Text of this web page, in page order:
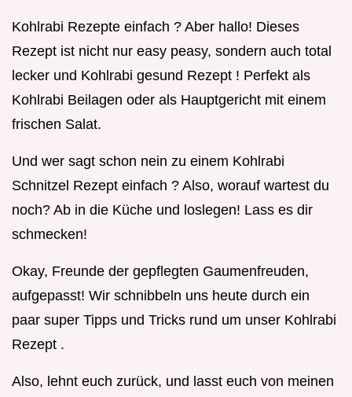
Kohlrabi Rezepte einfach ? Aber hallo! Dieses
Rezept ist nicht nur easy peasy, sondern auch total
lecker und Kohlrabi gesund Rezept ! Perfekt als
Kohlrabi Beilagen oder als Hauptgericht mit einem
frischen Salat.
Und wer sagt schon nein zu einem Kohlrabi
Schnitzel Rezept einfach ? Also, worauf wartest du
noch? Ab in die Küche und loslegen! Lass es dir
schmecken!
Okay, Freunde der gepflegten Gaumenfreuden,
aufgepasst! Wir schnibbeln uns heute durch ein
paar super Tipps und Tricks rund um unser Kohlrabi
Rezept .
Also, lehnt euch zurück, und lasst euch von meinen